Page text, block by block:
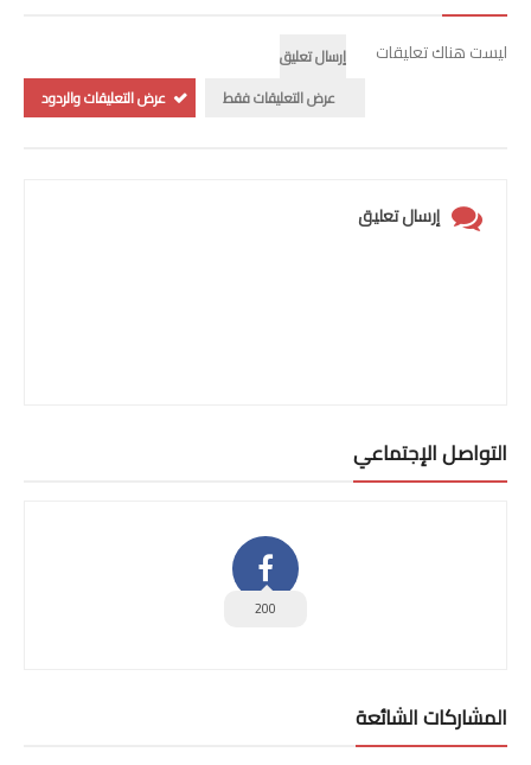
ليست هناك تعليقات
إرسال تعليق
عرض التعليقات فقط
عرض التعليقات والردود
إرسال تعليق
التواصل الإجتماعي
200
المشاركات الشائعة